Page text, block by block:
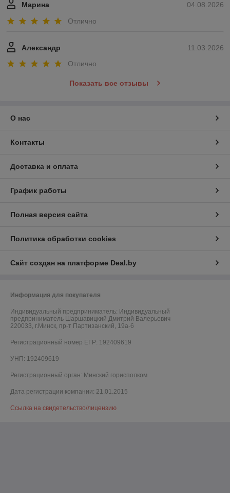
04.08.2026
Марина
Отлично
11.03.2026
Александр
Отлично
Показать все отзывы
О нас
Контакты
Доставка и оплата
График работы
Полная версия сайта
Политика обработки cookies
Сайт создан на платформе Deal.by
Информация для покупателя
Индивидуальный предприниматель: Индивидуальный
предприниматель Шаршавицкий Дмитрий Валерьевич
220033, г.Минск, пр-т Партизанский, 19а-6
Регистрационный номер ЕГР: 192409619
УНП: 192409619
Регистрационный орган: Минский горисполком
Дата регистрации компании: 21.01.2015
Ссылка на свидетельство/лицензию